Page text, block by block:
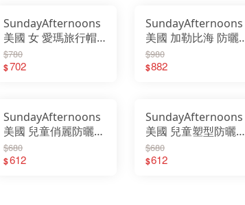
SundayAfternoons
美國 女 愛瑪旅行帽
防曬帽 遮陽 薄荷
Emma Hat
$780
$702
SundayAfternoons
美國 加勒比海 防曬
帽 草帽 編織帽 遮陽
帽 SAS2C24012C
$980
$882
SundayAfternoons
美國 兒童俏麗防曬帽
遮陽帽 漁夫帽 綠色
HS06240
$680
$612
SundayAfternoons
美國 兒童塑型防曬帽
多色 HS070 編織帽
草帽 遮陽帽 牛仔帽
$680
$612